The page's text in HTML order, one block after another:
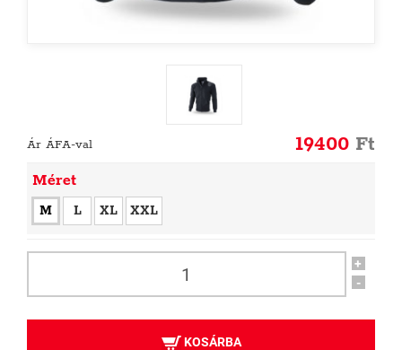
Ár ÁFA-val 19400 Ft
Méret
M L XL XXL
+
-
KOSÁRBA